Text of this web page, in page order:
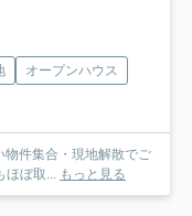
オープンハウス
物件集合・現地解散でご
ほぼ取... もっと見る